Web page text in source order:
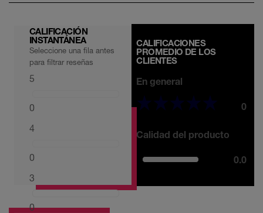
CALIFICACIÓN
INSTANTÁNEA
Seleccione una fila antes
para filtrar reseñas
5
0
4
0
3
0
CALIFICACIONES
PROMEDIO DE LOS
CLIENTES
En general
0
Calidad del producto
0.0